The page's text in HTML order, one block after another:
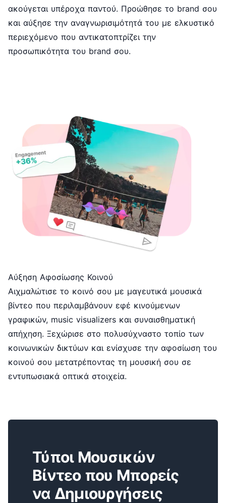
ακούγεται υπέροχα παντού. Προώθησε το brand σου
και αύξησε την αναγνωρισιμότητά του με ελκυστικό
περιεχόμενο που αντικατοπτρίζει την
προσωπικότητα του brand σου.
Αύξηση Αφοσίωσης Κοινού
Αιχμαλώτισε το κοινό σου με μαγευτικά μουσικά
βίντεο που περιλαμβάνουν εφέ κινούμενων
γραφικών, music visualizers και συναισθηματική
απήχηση. Ξεχώρισε στο πολυσύχναστο τοπίο των
κοινωνικών δικτύων και ενίσχυσε την αφοσίωση του
κοινού σου μετατρέποντας τη μουσική σου σε
εντυπωσιακά οπτικά στοιχεία.
Τύποι Μουσικών
Βίντεο που Μπορείς
να Δημιουργήσεις